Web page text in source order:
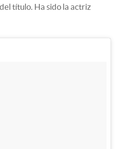
título. Ha sido la actriz